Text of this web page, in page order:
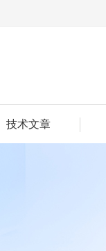
技术文章